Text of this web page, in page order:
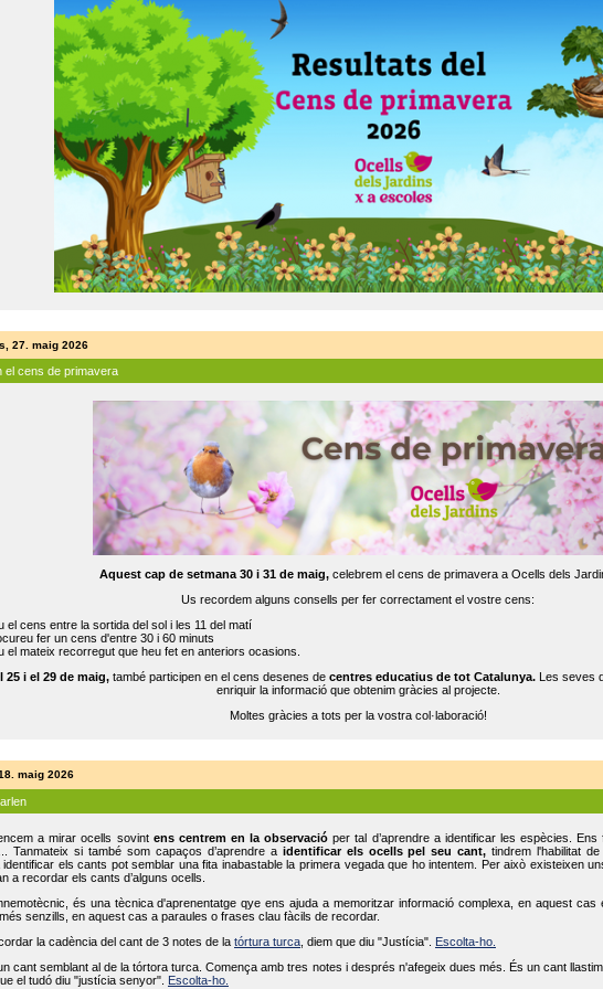
27. maig 2026
el cens de primavera
Aquest cap de setmana 30 i 31 de maig,celebrem el cens de primavera a Ocells dels
Us recordem alguns consells per fer correctament el vostre cens:
el cens entre la sortida del sol i les 11 del matí
fer un cens d'entre 30 i 60 minuts
el mateix recorregut que heu fet en anteriors ocasions.
25 i el 29 de maig,també participen en el cens desenes de centres educatius de tot Catalunya.Les seves
enriquir la informació que obtenim gràcies al projecte.
Moltes gràcies a tots per la vostra col·laboració!
maig 2026
a mirar ocells sovint ens centrem en la observació per tal d’aprendre a identificar les espècies.
Tanmateix si també som capaços d’aprendre a identificar els ocells pel seu cant, tindrem l'habilitat
els cants pot semblar una fita inabastable la primera vegada que ho intentem. Per això existeixen
a recordar els cants d’alguns ocells.
és una tècnica d'aprenentatge qye ens ajuda a memoritzar informació complexa, en aquest
senzills, en aquest cas a paraules o frases clau fàcils de recordar.
la cadència del cant de 3 notes de la tórtura turca , diem que diu "Justícia".
Escolta-ho.
cant semblant al de la tórtora turca. Comença amb tres notes i després n'afegeix dues més. És un cant
el tudó diu "justícia senyor".
Escolta-ho.